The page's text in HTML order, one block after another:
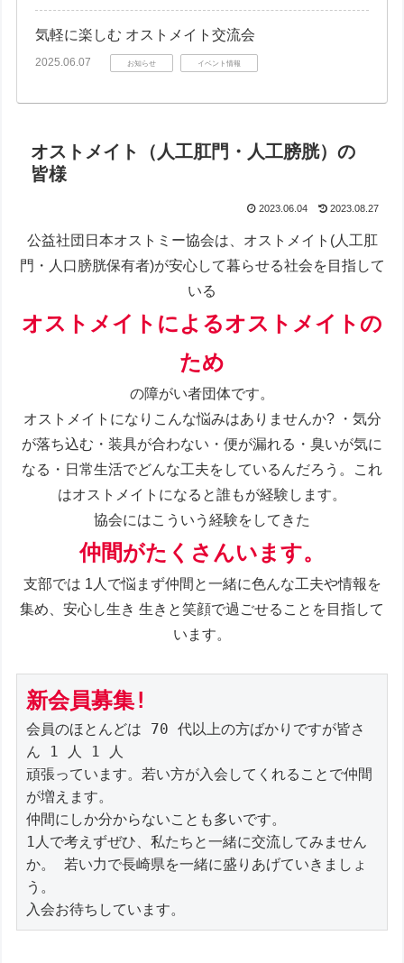
気軽に楽しむ オストメイト交流会
2025.06.07 お知らせ イベント情報
オストメイト（人工肛門・人工膀胱）の
皆様
2023.06.04 2023.08.27
公益社団日本オストミー協会は、オストメイト(人工肛
門・人口膀胱保有者)が安心して暮らせる社会を目指して
いる
オストメイトによるオストメイトの
ため
の障がい者団体です。
オストメイトになりこんな悩みはありませんか? ・気分
が落ち込む・装具が合わない・便が漏れる・臭いが気に
なる・日常生活でどんな工夫をしているんだろう。これ
はオストメイトになると誰もが経験します。
協会にはこういう経験をしてきた
仲間がたくさんいます。
支部では 1人で悩まず仲間と一緒に色んな工夫や情報を
集め、安心し生き 生きと笑顔で過ごせることを目指して
います。
新会員募集!
会員のほとんどは 70 代以上の方ばかりですが皆さ
ん 1 人 1 人
頑張っています。若い方が入会してくれることで仲間
が増えます。
仲間にしか分からないことも多いです。
1人で考えずぜひ、私たちと一緒に交流してみません
か。 若い力で長崎県を一緒に盛りあげていきましょ
う。
入会お待ちしています。